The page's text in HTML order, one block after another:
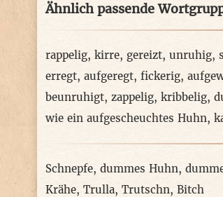
Ähnlich passende
rappelig, kirre, gereizt, unruhig,
erregt, aufgeregt, fickerig,
beunruhigt, zappelig, kribbelig,
wie ein aufgescheuchtes Huhn,
Schnepfe, dummes Huhn,
Krähe, Trulla, Trutschn, Bitch